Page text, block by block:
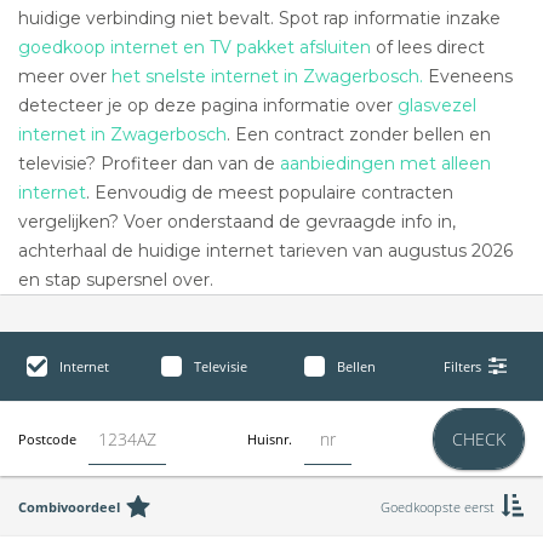
huidige verbinding niet bevalt. Spot rap informatie inzake
goedkoop internet en TV pakket afsluiten of lees direct
meer over het snelste internet in Zwagerbosch. Eveneens
detecteer je op deze pagina informatie over glasvezel
internet in Zwagerbosch. Een contract zonder bellen en
televisie? Profiteer dan van de aanbiedingen met alleen
internet. Eenvoudig de meest populaire contracten
vergelijken? Voer onderstaand de gevraagde info in,
achterhaal de huidige internet tarieven van augustus 2026
en stap supersnel over.
Internet Televisie Bellen Filters
Postcode Huisnr. CHECK
Combivoordeel Goedkoopste eerst